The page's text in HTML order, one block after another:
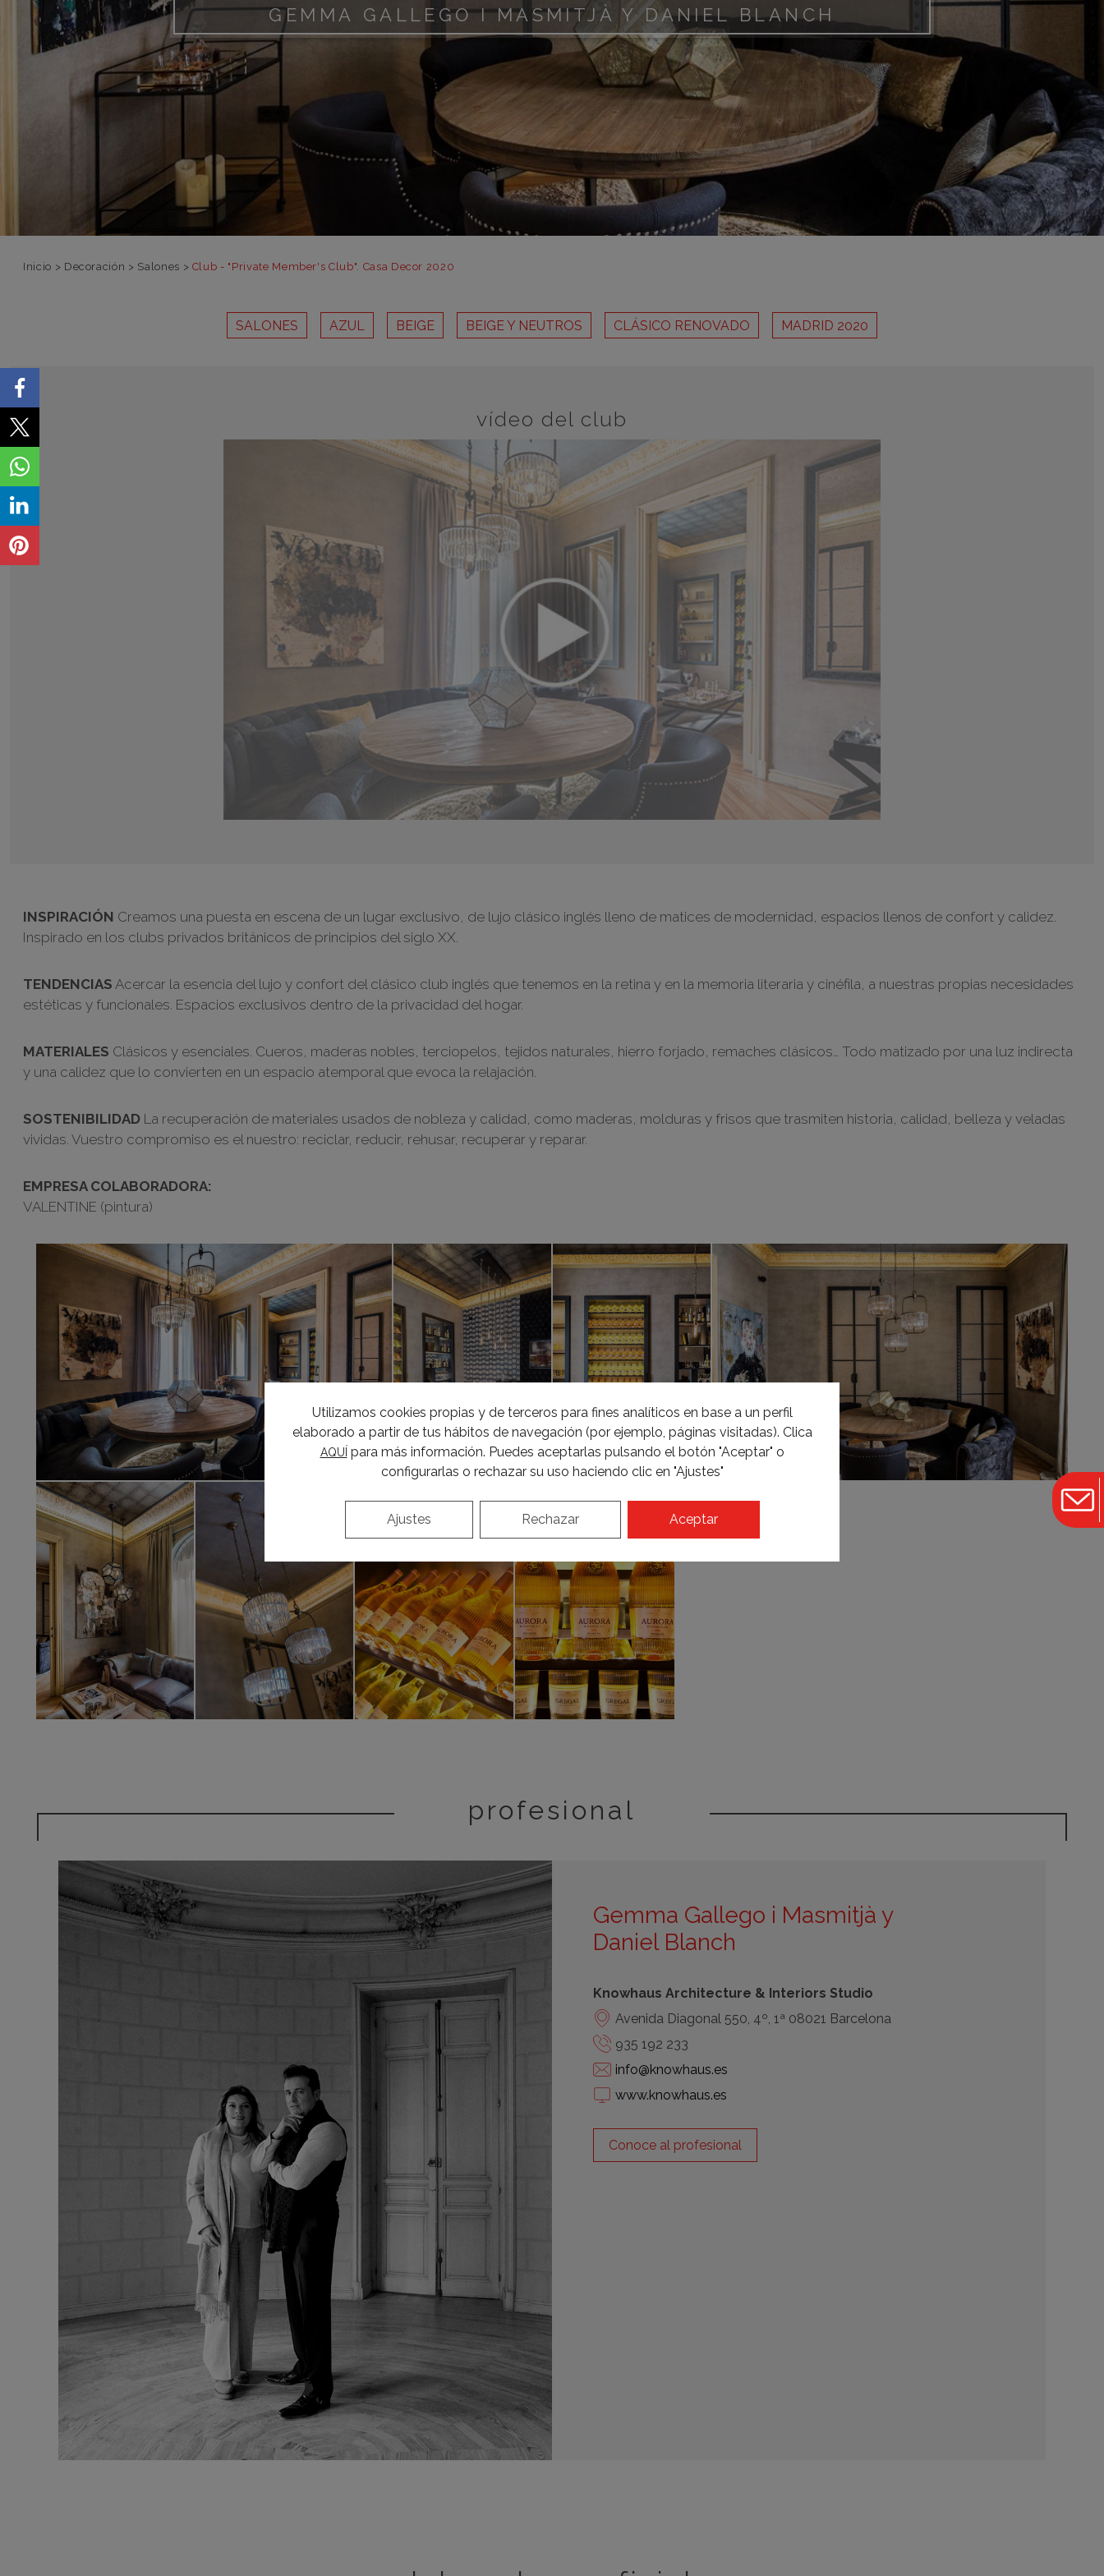
madrid 2015
madrid 2014
madrid 2013
madrid 2012
barcelona 2012
otras ediciones
GEMMA GALLEGO I MASMITJÀ Y DANIEL BLANCH
Inicio > Decoración > Salones > Club - "Private Member's Club". Casa Decor 2020
SALONES AZUL BEIGE BEIGE Y NEUTROS CLÁSICO RENOVADO MADRID 2020
vídeo del club
INSPIRACIÓN Creamos una puesta en escena de un lugar exclusivo, de lujo clásico inglés lleno de matices de modernidad, espacios llenos de confort y calidez.
Inspirado en los clubs privados británicos de principios del siglo XX.
TENDENCIAS Acercar la esencia del lujo y confort del clásico club inglés que tenemos en la retina y en la memoria literaria y cinéfila, a nuestras propias necesidades
estéticas y funcionales. Espacios exclusivos dentro de la privacidad del hogar.
MATERIALES Clásicos y esenciales. Cueros, maderas nobles, terciopelos, tejidos naturales, hierro forjado, remaches clásicos… Todo matizado por una luz indirecta
y una calidez que lo convierten en un espacio atemporal que evoca la relajación.
SOSTENIBILIDAD La recuperación de materiales usados de nobleza y calidad, como maderas, molduras y frisos que trasmiten historia, calidad, belleza y veladas
vividas. Vuestro compromiso es el nuestro: reciclar, reducir, rehusar, recuperar y reparar.
EMPRESA COLABORADORA:
VALENTINE (pintura)
profesional
Gemma Gallego i Masmitjà y
Daniel Blanch
Knowhaus Architecture & Interiors Studio
Avenida Diagonal 550, 4º, 1ª 08021 Barcelona
935 192 233
info@knowhaus.es
www.knowhaus.es
Conoce al profesional
Utilizamos cookies propias y de terceros para fines analíticos en base a un perfil
elaborado a partir de tus hábitos de navegación (por ejemplo, páginas visitadas). Clica
AQUÍ para más información. Puedes aceptarlas pulsando el botón "Aceptar" o
configurarlas o rechazar su uso haciendo clic en "Ajustes"
Aceptar
Rechazar
Ajustes